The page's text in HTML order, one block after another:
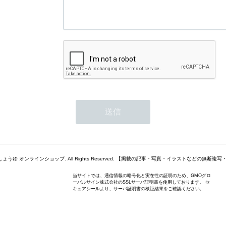
うゆ オンラインショップ. All Rights Reserved. 【掲載の記事・写真・イラストなどの無断複写・
当サイトでは、通信情報の暗号化と実在性の証明のため、GMOグロ
ーバルサイン株式会社のSSLサーバ証明書を使用しております。 セ
キュアシールより、サーバ証明書の検証結果をご確認ください。